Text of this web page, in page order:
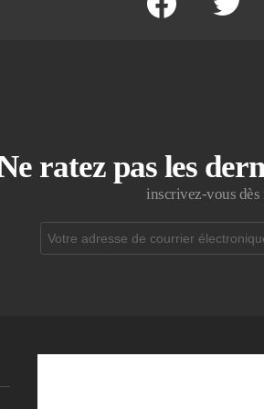
ratez pas les
inscrivez-vous dès
de
courrier